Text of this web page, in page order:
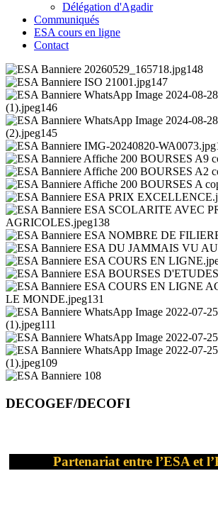
Délégation d'Agadir
Communiqués
ESA cours en ligne
Contact
DECOGEF/DECOFI
Partenariat entre l’ESA et